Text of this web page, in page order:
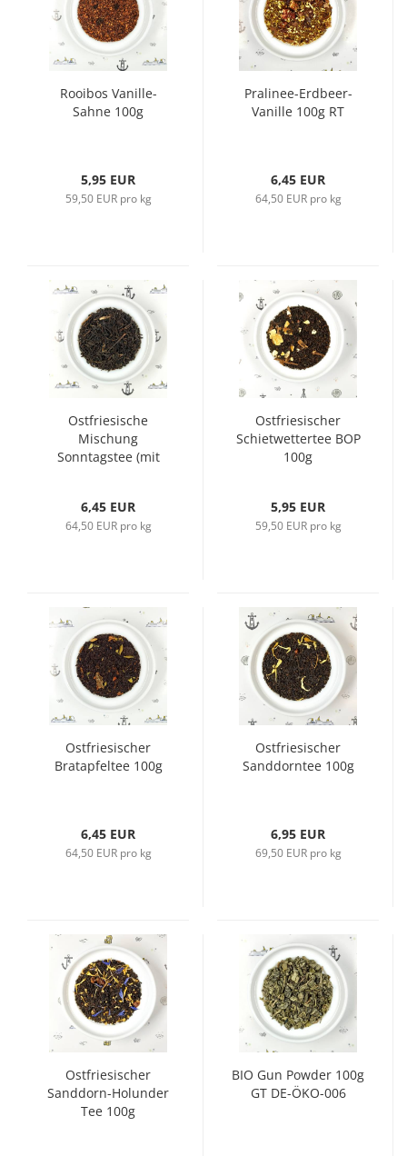
Rooibos Vanille-
Sahne 100g
5,95 EUR
59,50 EUR pro kg
Pralinee-Erdbeer-
Vanille 100g RT
6,45 EUR
64,50 EUR pro kg
Ostfriesische
Mischung
Sonntagstee (mit
6,45 EUR
64,50 EUR pro kg
Ostfriesischer
Schietwettertee BOP
100g
5,95 EUR
59,50 EUR pro kg
Ostfriesischer
Bratapfeltee 100g
6,45 EUR
64,50 EUR pro kg
Ostfriesischer
Sanddorntee 100g
6,95 EUR
69,50 EUR pro kg
Ostfriesischer
Sanddorn-Holunder
Tee 100g
BIO Gun Powder 100g
GT DE-ÖKO-006